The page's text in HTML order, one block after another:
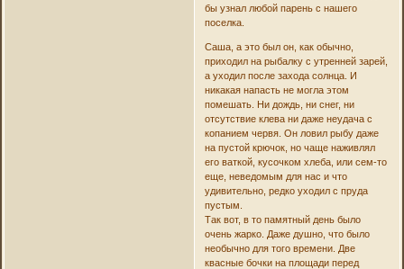
бы узнал любой парень с нашего
поселка.
Саша, а это был он, как обычно,
приходил на рыбалку с утренней зарей,
а уходил после захода солнца. И
никакая напасть не могла этом
помешать. Ни дождь, ни снег, ни
отсутствие клева ни даже неудача с
копанием червя. Он ловил рыбу даже
на пустой крючок, но чаще наживлял
его ваткой, кусочком хлеба, или сем-то
еще, неведомым для нас и что
удивительно, редко уходил с пруда
пустым.
Так вот, в то памятный день было
очень жарко. Даже душно, что было
необычно для того времени. Две
квасные бочки на площади перед